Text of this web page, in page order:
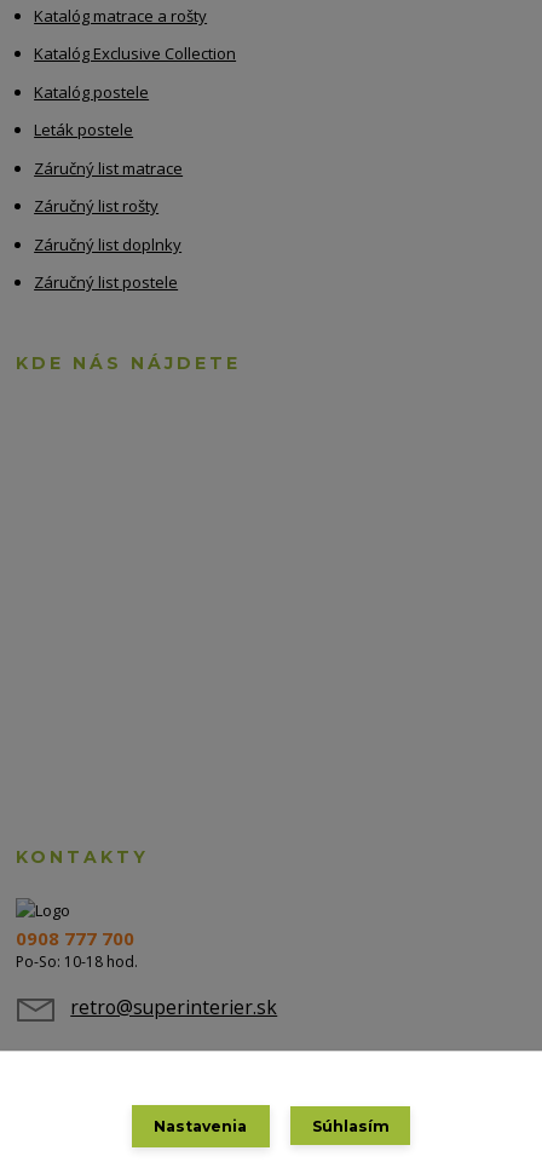
Katalóg matrace a rošty
Katalóg Exclusive Collection
Katalóg postele
Leták postele
Záručný list matrace
Záručný list rošty
Záručný list doplnky
Záručný list postele
KDE NÁS NÁJDETE
KONTAKTY
0908 777 700
Po-So: 10-18 hod.
retro@superinterier.sk
Nastavenia Súhlasím